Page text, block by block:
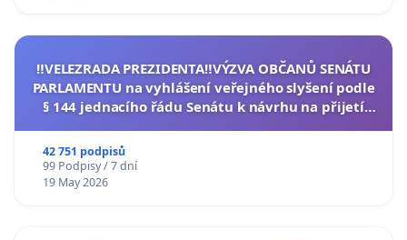
‼️VELEZRADA PREZIDENTA‼️VÝZVA OBČANŮ SENÁTU
PARLAMENTU na vyhlášení veřejného slyšení podle
§ 144 jednacího řádu Senátu k návrhu na přijetí
42 751 podpisů
99 Podpisy / 7 dní
19 May 2026